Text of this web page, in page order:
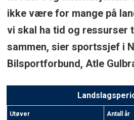
ikke være for mange på
vi skal ha tid og ressurser
sammen, sier sportssjef i
Bilsportforbund, Atle
Utøver Antall år